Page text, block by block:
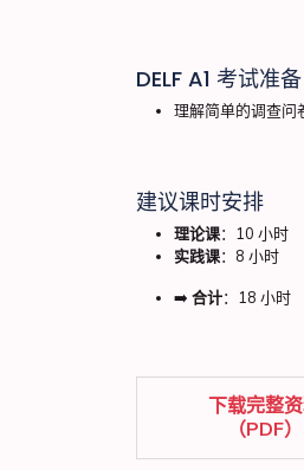
DELF A1 考试准备
理解简单的调查问
建议课时安排
理论课：10 小时
实践课：8 小时
➡️ 合计：18 小时
下载完整
（PDF）